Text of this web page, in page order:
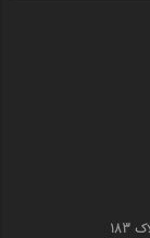
قم - خیابان انقلاب (چهارمردان)‌ - کوچه 6 - پلاک 183